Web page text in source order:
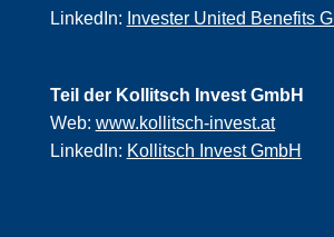
LinkedIn: Invester United Benefits
Teil der Kollitsch Invest GmbH
Web: www.kollitsch-invest.at
LinkedIn: Kollitsch Invest GmbH